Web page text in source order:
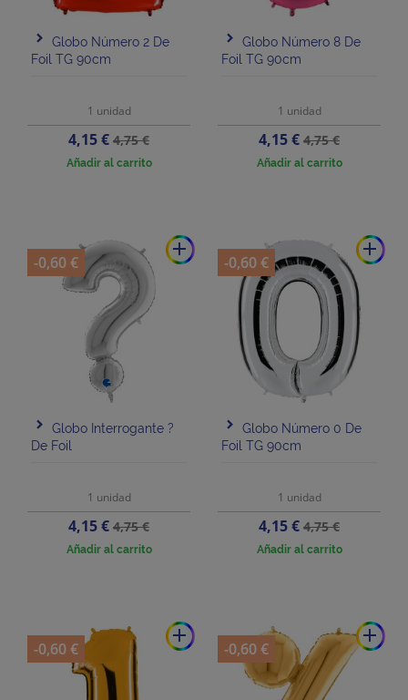
Globo Número 2 De
Foil TG 90cm
1 unidad
Precio
4,15 €Precio
base
4,75 €
Añadir al carrito
Globo Número 8 De
Foil TG 90cm
1 unidad
Precio
4,15 €Precio
base
4,75 €
Añadir al carrito
add
Globo Interrogante ?
De Foil
1 unidad
Precio
4,15 €Precio
base
4,75 €
Añadir al carrito
-0,60 €
add
Globo Número 0 De
Foil TG 90cm
1 unidad
Precio
4,15 €Precio
base
4,75 €
Añadir al carrito
-0,60 €
add
-0,60 €
add
-0,60 €